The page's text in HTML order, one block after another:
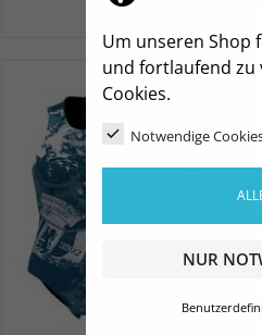
Um unseren Shop
und fortlaufend zu
Cookies.
Notwendige
NUR